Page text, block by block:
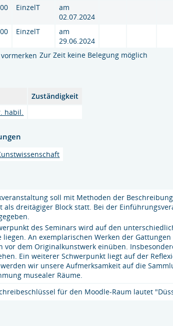
EinzelT
am
02.07.2024
EinzelT
am
29.06.2024
vormerken Zur Zeit keine Belegung möglich
Zuständigkeit
habil.
soll mit Methoden der
als dreitägiger Block statt. Bei der
des Seminars wird auf den
liegen. An exemplarischen Werken der
vor dem Originalkunstwerk einüben.
Ein weiterer Schwerpunkt liegt auf der
wir unsere Aufmerksamkeit auf die
musealer Räume.
für den Moodle-Raum lautet